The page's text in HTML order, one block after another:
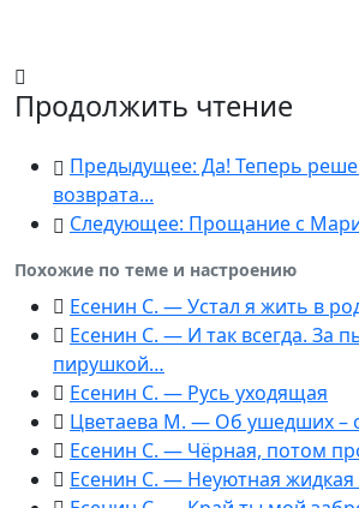
Продолжить чтение
Предыдущее: Да! Теперь
возврата...
Следующее: Прощание с
Похожие по теме и настроению
Есенин С. — Устал я жить в
Есенин С. — И так всегда. За
пирушкой…
Есенин С. — Русь уходящая
Цветаева М. — Об ушедших –
Есенин С. — Чёрная, потом
Есенин С. — Неуютная жидкая